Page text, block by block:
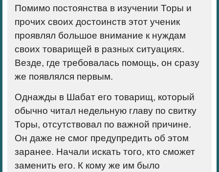
Помимо постоянства в изучении Торы и
прочих своих достоинств этот ученик
проявлял большое внимание к нуждам
своих товарищей в разных ситуациях.
Везде, где требовалась помощь, он сразу
же появлялся первым.
Однажды в Шабат его товарищ, который
обычно читал недельную главу по свитку
Торы, отсутствовал по важной причине.
Он даже не смог предупредить об этом
заранее. Начали искать того, кто сможет
заменить его. К кому же им было